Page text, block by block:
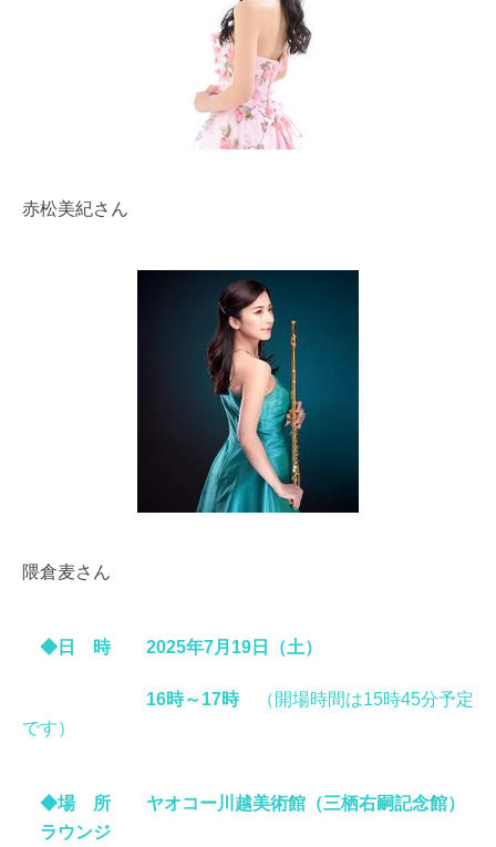
赤松美紀さん
隈倉麦さん
◆日 時 2025年7月19 日（土）
16時～17時（開場時間は15時45分予定
です）
◆場 所 ヤオコー川越美術館（三栖右嗣記念館）
ラウンジ